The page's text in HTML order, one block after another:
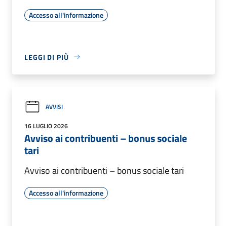
Accesso all'informazione
LEGGI DI PIÙ
AVVISI
16 LUGLIO 2026
Avviso ai contribuenti – bonus sociale
tari
Avviso ai contribuenti – bonus sociale tari
Accesso all'informazione